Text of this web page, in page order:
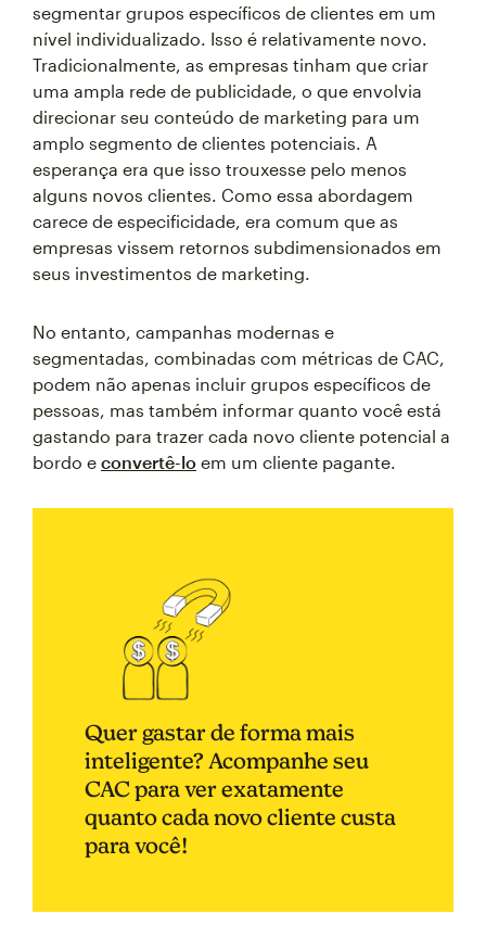
segmentar grupos específicos de clientes em um
nível individualizado. Isso é relativamente novo.
Tradicionalmente, as empresas tinham que criar
uma ampla rede de publicidade, o que envolvia
direcionar seu conteúdo de marketing para um
amplo segmento de clientes potenciais. A
esperança era que isso trouxesse pelo menos
alguns novos clientes. Como essa abordagem
carece de especificidade, era comum que as
empresas vissem retornos subdimensionados em
seus investimentos de marketing.
No entanto, campanhas modernas e
segmentadas, combinadas com métricas de CAC,
podem não apenas incluir grupos específicos de
pessoas, mas também informar quanto você está
gastando para trazer cada novo cliente potencial a
bordo e convertê-lo em um cliente pagante.
Quer gastar de forma mais
inteligente? Acompanhe seu
CAC para ver exatamente
quanto cada novo cliente custa
para você!